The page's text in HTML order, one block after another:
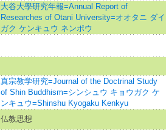
大谷大學研究年報=Annual Report of
Researches of Otani University=オオタニ ダイ
ガク ケンキュウ ネンポウ
真宗教学研究=Journal of the Doctrinal Study
of Shin Buddhism=シンシュウ キョウガク ケ
ンキュウ=Shinshu Kyogaku Kenkyu
仏教思想